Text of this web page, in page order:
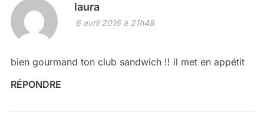
laura
6 avril 2016 à 21h48
bien gourmand ton club sandwich !! il met en appétit
RÉPONDRE